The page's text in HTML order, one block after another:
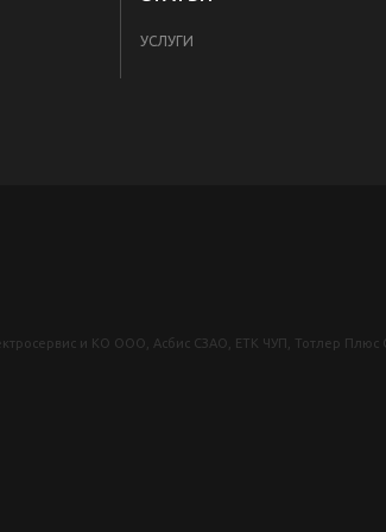
УСЛУГИ
и КО ООО, Асбис СЗАО, ЕТК ЧУП, Тотлер